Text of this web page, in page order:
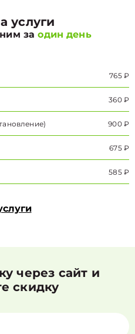
услуги
заодин день
765 ₽
360 ₽
900 ₽
675 ₽
585 ₽
через сайт и
скидку